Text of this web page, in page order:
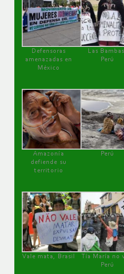
Defensoras
amenazadas en
México
Las
Perú
Amazonía
defiende su
territorio
Perú
Vale mata, Brasil
Tía María no
Perú